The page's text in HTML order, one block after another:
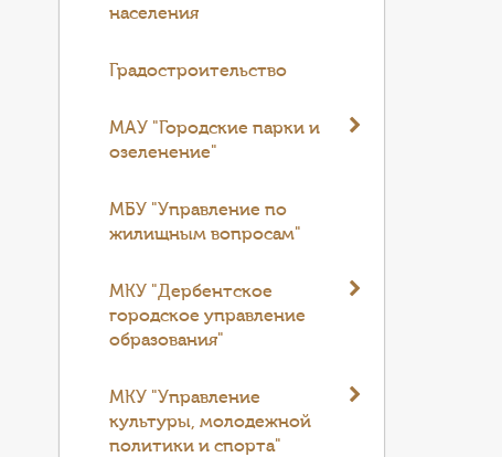
населения
Градостроительство
МАУ "Городские парки и
озеленение"
МБУ "Управление по
жилищным вопросам"
МКУ "Дербентское
городское управление
образования"
МКУ "Управление
культуры, молодежной
политики и спорта"